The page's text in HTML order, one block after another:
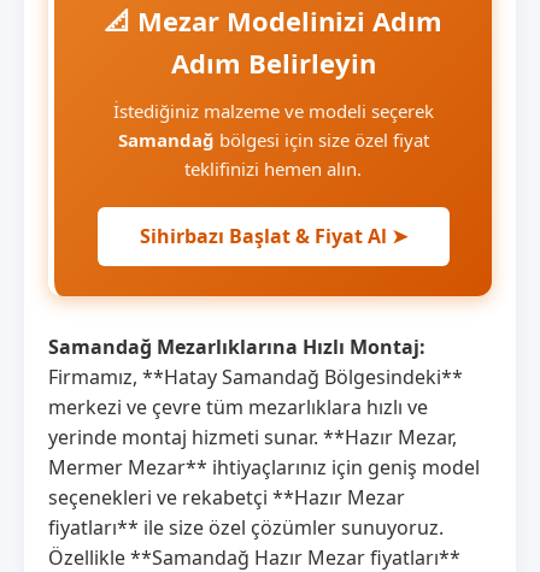
📐 Mezar Modelinizi Adım
Adım Belirleyin
İstediğiniz malzeme ve modeli seçerek
Samandağ bölgesi için size özel fiyat
teklifinizi hemen alın.
Sihirbazı Başlat & Fiyat Al ➤
Samandağ Mezarlıklarına Hızlı Montaj:
Firmamız, **Hatay Samandağ Bölgesindeki**
merkezi ve çevre tüm mezarlıklara hızlı ve
yerinde montaj hizmeti sunar. **Hazır Mezar,
Mermer Mezar** ihtiyaçlarınız için geniş model
seçenekleri ve rekabetçi **Hazır Mezar
fiyatları** ile size özel çözümler sunuyoruz.
Özellikle **Samandağ Hazır Mezar fiyatları**